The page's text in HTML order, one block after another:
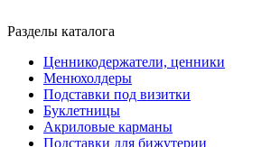
Разделы каталога
Ценникодержатели, ценники
Менюхолдеры
Подставки под визитки
Буклетницы
Акриловые карманы
Подставки для бижутерии